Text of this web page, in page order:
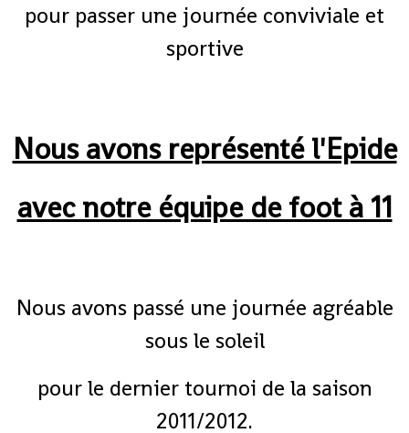
pour passer une journée conviviale et
sportive
Nous avons représenté l'Epide
avec notre équipe de foot à 11
Nous avons passé une journée agréable
sous le soleil
pour le dernier tournoi de la saison
2011/2012.